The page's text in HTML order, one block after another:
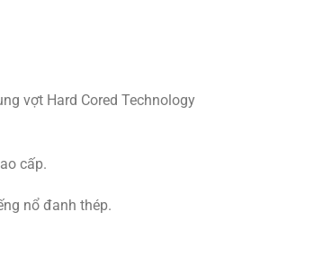
vợt Hard Cored Technology
cấp.
nổ đanh thép.